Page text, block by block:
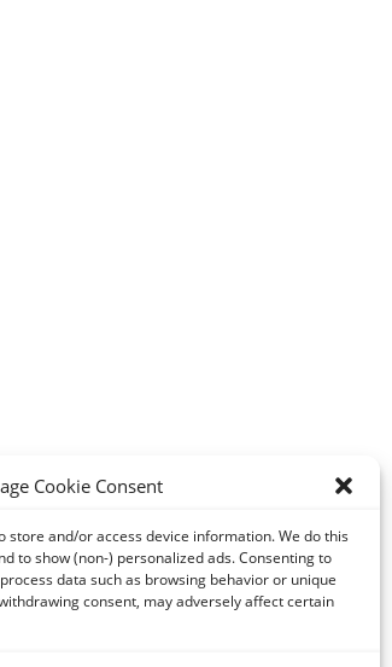
Cookie Consent
store and/or access device information. We do this
to show (non-) personalized ads. Consenting to
data such as browsing behavior or unique
consent, may adversely affect certain